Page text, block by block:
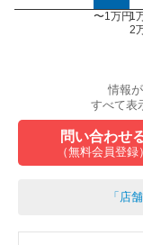
〜1万円1
2
情報
すべて表
問い合わせ
（無料会員登録）
「店